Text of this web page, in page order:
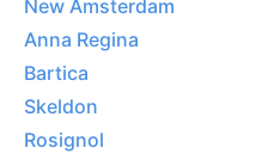
New Amsterdam
Anna Regina
Bartica
Skeldon
Rosignol